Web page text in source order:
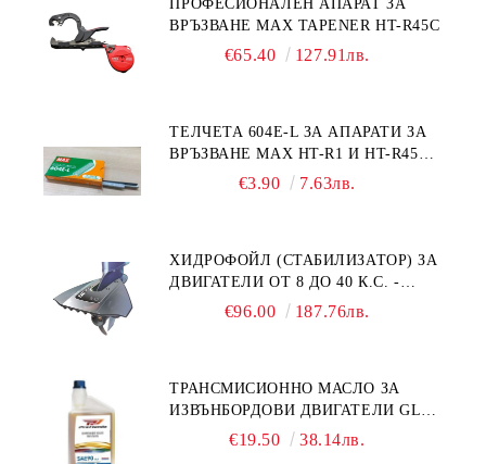
ПРОФЕСИОНАЛЕН АПАРАТ ЗА
ВРЪЗВАНЕ MAX TAPENER HT-R45C
€65.40 127.91лв.
ТЕЛЧЕТА 604E-L ЗА АПАРАТИ ЗА
ВРЪЗВАНЕ MAX HT-R1 И HT-R45C
€3.90 7.63лв.
ХИДРОФОЙЛ (СТАБИЛИЗАТОР) ЗА
ДВИГАТЕЛИ ОТ 8 ДО 40 К.С. -
УНИВЕРСАЛЕН SE SPORT 200
€96.00 187.76лв.
ТРАНСМИСИОННО МАСЛО ЗА
ИЗВЪНБОРДОВИ ДВИГАТЕЛИ GL4
HONDA MARINE 08251-999-102PRO
€19.50 38.14лв.